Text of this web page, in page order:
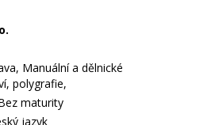
Manuální a dělnické
polygrafie,
maturity
jazyk